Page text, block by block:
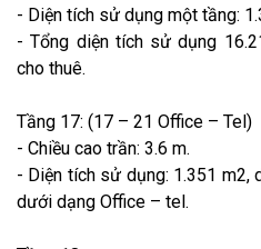
- Diện tích sử dụng một tầng:
- Tổng diện tích sử dụng
cho thuê.
Tầng 17: (17 – 21 Office – Tel)
- Chiều cao trần: 3.6 m.
- Diện tích sử dụng: 1.351 m2,
dưới dạng Office – tel.